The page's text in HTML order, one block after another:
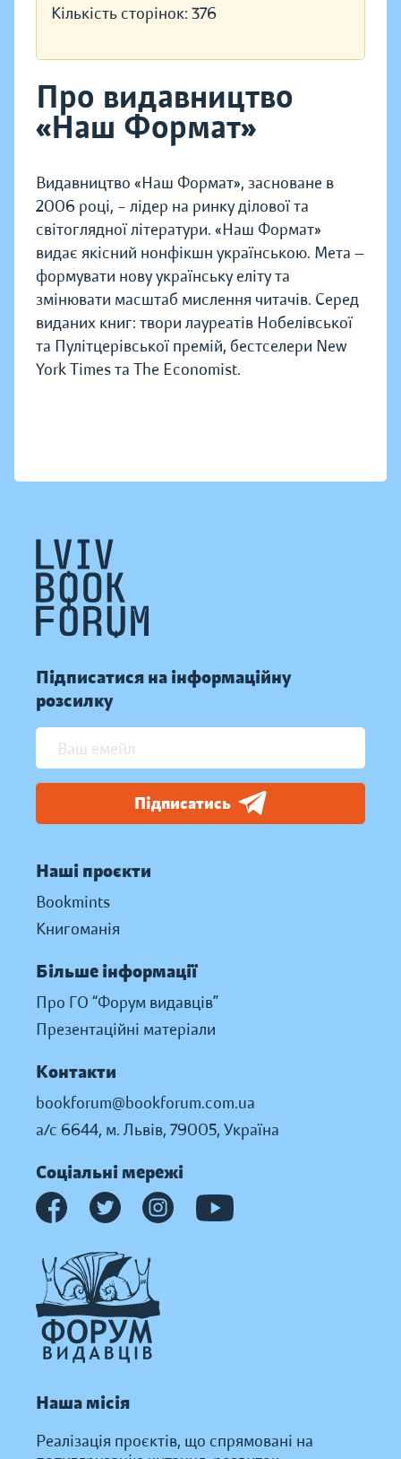
Кількість сторінок: 376
Про видавництво
«Наш Формат»
Видавництво «Наш Формат», засноване в
2006 році, – лідер на ринку ділової та
світоглядної літератури. «Наш Формат»
видає якісний нонфікшн українською. Мета —
формувати нову українську еліту та
змінювати масштаб мислення читачів. Серед
виданих книг: твори лауреатів Нобелівської
та Пулітцерівської премій, бестселери New
York Times та The Economist.
Підписатися на інформаційну
розсилку
Підписатись
Наші проєкти
Bookmints
Книгоманія
Більше інформації
Про ГО “Форум видавців”
Презентаційні матеріали
Контакти
bookforum@bookforum.com.ua
а/с 6644, м. Львів, 79005, Україна
Соціальні мережі
Наша місія
Реалізація проєктів, що спрямовані на